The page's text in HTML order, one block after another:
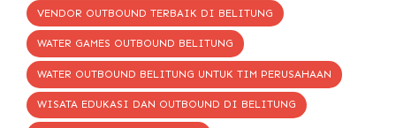
VENDOR OUTBOUND TERBAIK DI BELITUNG
WATER GAMES OUTBOUND BELITUNG
WATER OUTBOUND BELITUNG UNTUK TIM PERUSAHAAN
WISATA EDUKASI DAN OUTBOUND DI BELITUNG